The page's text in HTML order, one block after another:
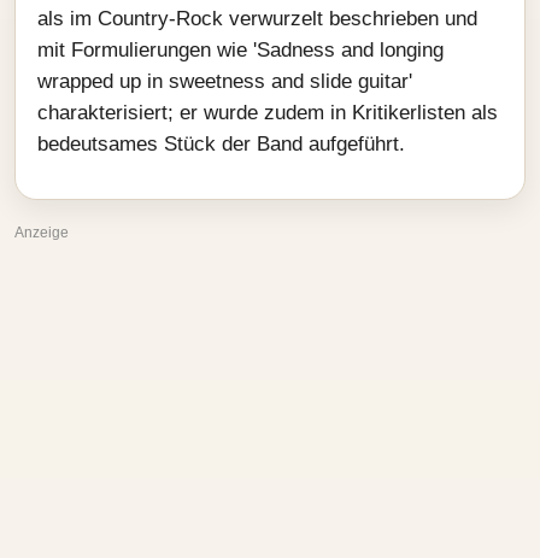
als im Country-Rock verwurzelt beschrieben und
mit Formulierungen wie 'Sadness and longing
wrapped up in sweetness and slide guitar'
charakterisiert; er wurde zudem in Kritikerlisten als
bedeutsames Stück der Band aufgeführt.
Anzeige